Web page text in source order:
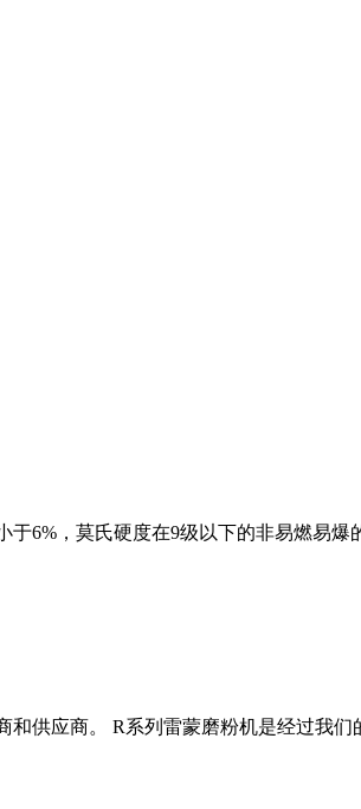
6%，莫氏硬度在9级以下的非易燃易
供应商。 R系列雷蒙磨粉机是经过我